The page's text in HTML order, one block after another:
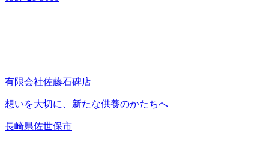
有限会社佐藤石碑店
想いを大切に、新たな供養のかたちへ
長崎県佐世保市